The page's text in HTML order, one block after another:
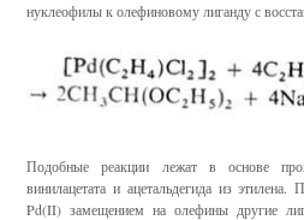
нуклеофилы к олефиновому лиганду с
Подобные реакции лежат в основе
винилацетата и ацетальдегида из
Pd(II) замещением на олефины другие